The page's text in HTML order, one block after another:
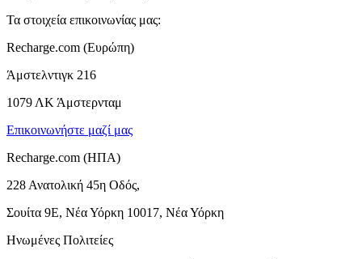
Τα στοιχεία επικοινωνίας μας:
Recharge.com (Ευρώπη)
Άμστελντιγκ 216
1079 ΛΚ Άμστερνταμ
Επικοινωνήστε μαζί μας
Recharge.com (ΗΠΑ)
228 Ανατολική 45η Οδός,
Σουίτα 9Ε, Νέα Υόρκη 10017, Νέα Υόρκη
Ηνωμένες Πολιτείες